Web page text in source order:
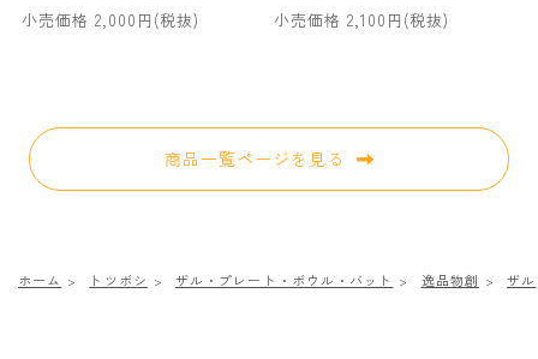
小売価格 2,000円(税抜) 小売価格 2,100円(税抜)
商品一覧ページを見る
ホーム トツボシ ザル・プレート・ボウル・バット 逸品物創 ザル